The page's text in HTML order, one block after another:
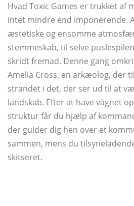
Hvad Toxic Games er trukket af
intet mindre end imponerende.
æstetiske og ensomme
stemmeskab, til selve
skridt fremad. Denne gang
Amelia Cross, en arkæolog, der
strandet i det, der ser ud til at
landskab. Efter at have vågnet
struktur får du hjælp af
der guider dig hen over et
sammen, mens du
skitseret.